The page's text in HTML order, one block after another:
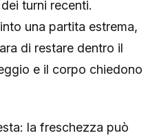
turni recenti.
una partita estrema,
di restare dentro il
e il corpo chiedono
la freschezza può